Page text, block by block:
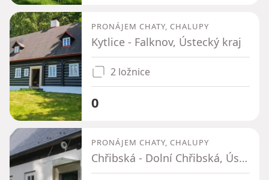
PRONÁJEM CHATY, CHALUPY
Kytlice - Falknov, Ústecký kraj
2 ložnice
0
PRONÁJEM CHATY, CHALUPY
Chřibská - Dolní Chřibská, Ústecký kraj